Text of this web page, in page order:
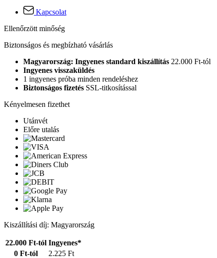
Kapcsolat
Ellenőrzött minőség
Biztonságos és megbízható vásárlás
Magyarország: Ingyenes standard kiszállítás 22.000 Ft-tól
Ingyenes visszaküldés
1 ingyenes próba minden rendeléshez
Biztonságos fizetés SSL-titkosítással
Kényelmesen fizethet
Utánvét
Előre utalás
Kiszállítási díj: Magyarország
22.000 Ft-tól Ingyenes*
0 Ft-tól
2.225 Ft